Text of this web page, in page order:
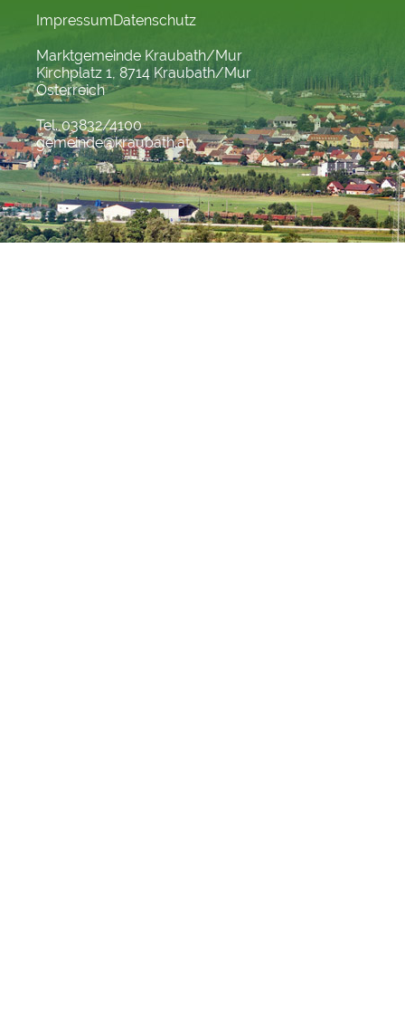
ImpressumDatenschutz
Marktgemeinde Kraubath/Mur
Kirchplatz 1, 8714 Kraubath/Mur
Österreich
Tel. 03832/4100
gemeinde@kraubath.at